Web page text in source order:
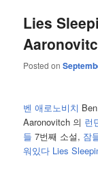
Lies
Posted on
벤 애로노비치 Ben
Aaronovitch 의 런
들 7번째 소설, 잠
워있다 Lies